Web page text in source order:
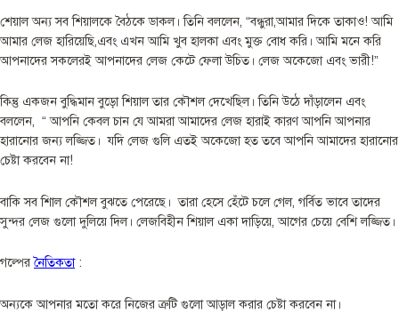
শেয়াল অন্য সব শিয়ালকে বৈঠকে ডাকল। তিনি বললেন, “বন্ধুরা,আমার দিকে তাকাও! আমি
আমার লেজ হারিয়েছি,এবং এখন আমি খুব হালকা এবং মুক্ত বোধ করি। আমি মনে করি
আপনাদের সকলেরই আপনাদের লেজ কেটে ফেলা উচিত। লেজ অকেজো এবং ভারী!”
কিন্তু একজন বুদ্ধিমান বুড়ো শিয়াল তার কৌশল দেখেছিল। তিনি উঠে দাঁড়ালেন এবং
বললেন, “ আপনি কেবল চান যে আমরা আমাদের লেজ হারাই কারণ আপনি আপনার
হারানোর জন্য লজ্জিত। যদি লেজ গুলি এতই অকেজো হত তবে আপনি আমাদের হারানোর
চেষ্টা করবেন না!
বাকি সব শিাল কৌশল বুঝতে পেরেছে। তারা হেসে হেঁটে চলে গেল, গর্বিত ভাবে তাদের
সুন্দর লেজ গুলো দুলিয়ে দিল। লেজবিহীন শিয়াল একা দাড়িয়ে, আগের চেয়ে বেশি লজ্জিত।
গল্পেরনৈতিকতা:
অন্যকে আপনার মতো করে নিজের ত্রুটি গুলো আড়াল করার চেষ্টা করবেন না।